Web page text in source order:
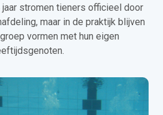
stromen tieners officieel door
maar in de praktijk blijven
vormen met hun eigen